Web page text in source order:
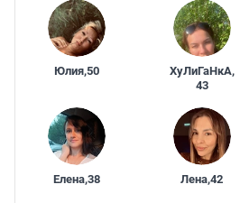
Юлия,50 ХуЛиГаНкА,
43
Елена,38 Лена,42